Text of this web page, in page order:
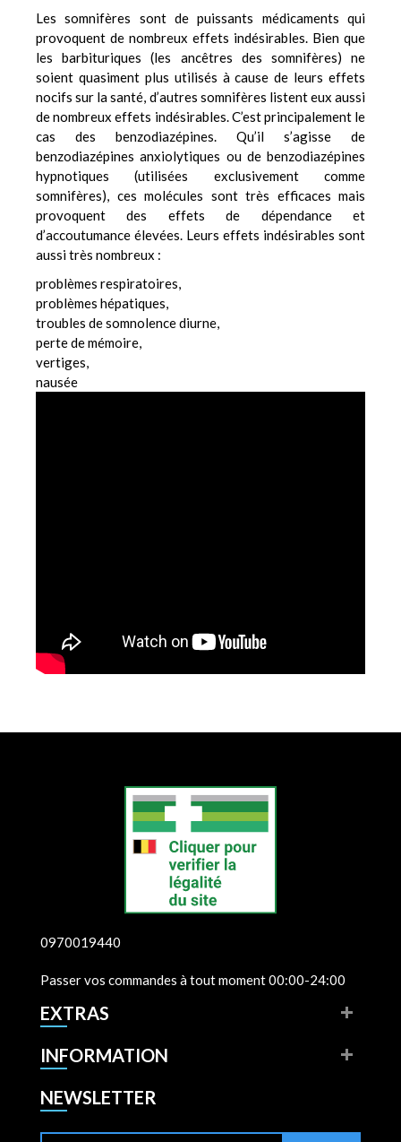
Les somnifères sont de puissants médicaments qui
provoquent de nombreux effets indésirables. Bien que
les barbituriques (les ancêtres des somnifères) ne
soient quasiment plus utilisés à cause de leurs effets
nocifs sur la santé, d’autres somnifères listent eux aussi
de nombreux effets indésirables. C’est principalement le
cas des benzodiazépines. Qu’il s’agisse de
benzodiazépines anxiolytiques ou de benzodiazépines
hypnotiques (utilisées exclusivement comme
somnifères), ces molécules sont très efficaces mais
provoquent des effets de dépendance et
d’accoutumance élevées. Leurs effets indésirables sont
aussi très nombreux :
problèmes respiratoires,
problèmes hépatiques,
troubles de somnolence diurne,
perte de mémoire,
vertiges,
nausée
0970019440
Passer vos commandes à tout moment 00:00-24:00
EXTRAS
INFORMATION
NEWSLETTER